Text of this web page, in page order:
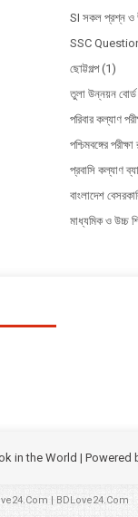
SI সকল প্রশ্ন ও
SSC
ছোট্টগল্প (1)
তুলা উন্নয়ন বোর্ড
পরিবার কল্যাণ
পশ্চিমবঙ্গের
প্রবাসি কল্যাণ
বাংলাদেশ
মাধ্যমিক ও উচ্চ
in the World | Powered
| BDLove24.Com